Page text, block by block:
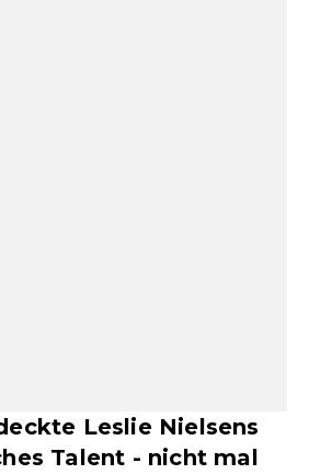
Leslie Nielsens
Talent - nicht mal